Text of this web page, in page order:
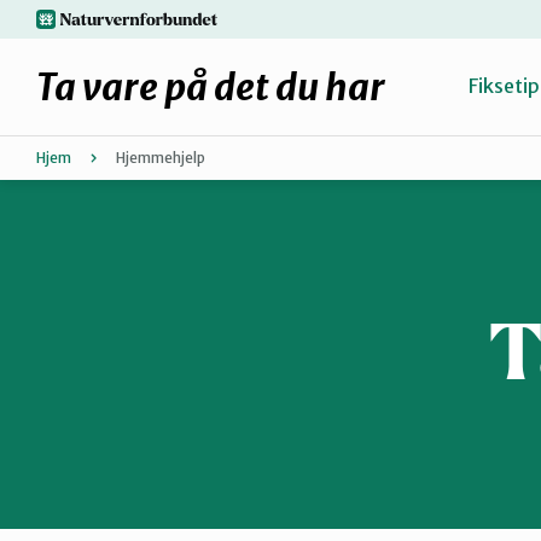
Hopp
til
hovedinnhold
naturvernforbundet.no
Ta vare på det du har
Hjem Hjemmehjelp